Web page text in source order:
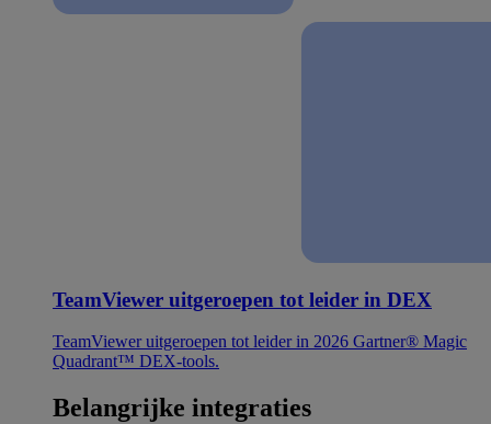
TeamViewer uitgeroepen tot leider in DEX
TeamViewer uitgeroepen tot leider in 2026 Gartner® Magic
Quadrant™ DEX-tools.
Belangrijke integraties